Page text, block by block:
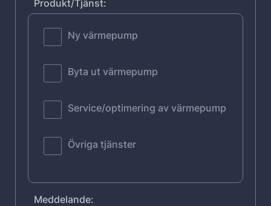
Produkt/Tjänst:
Ny värmepump
Byta ut värmepump
Service/optimering av värmepump
Övriga tjänster
Meddelande: